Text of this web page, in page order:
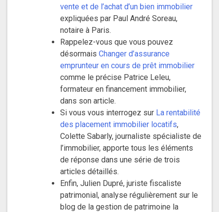
vente et de l’achat d’un bien immobilier
expliquées par Paul André Soreau,
notaire à Paris.
Rappelez-vous que vous pouvez
désormais Changer d’assurance
emprunteur en cours de prêt immobilier
comme le précise Patrice Leleu,
formateur en financement immobilier,
dans son article.
Si vous vous interrogez sur La rentabilité
des placement immobilier locatifs,
Colette Sabarly, journaliste spécialiste de
l’immobilier, apporte tous les éléments
de réponse dans une série de trois
articles détaillés.
Enfin, Julien Dupré, juriste fiscaliste
patrimonial, analyse régulièrement sur le
blog de la gestion de patrimoine la